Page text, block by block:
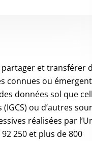
partager et transférer
connues ou
données sol que
ou d’autres
réalisées par
250 et plus de 800